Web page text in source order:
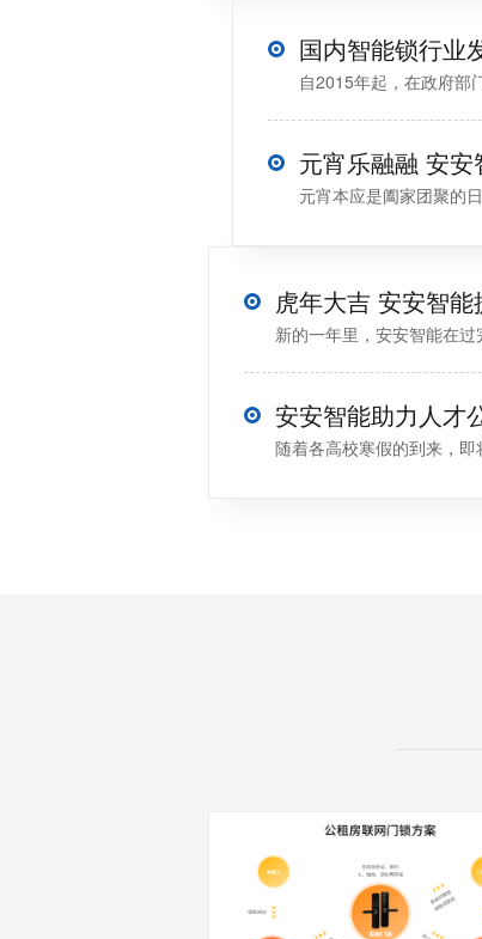
国内智能锁行业
自2015年起，在政府部
元宵乐融融 安
元宵本应是阖家团聚的
新的一年里，安安智能在
随着各高校寒假的到来，